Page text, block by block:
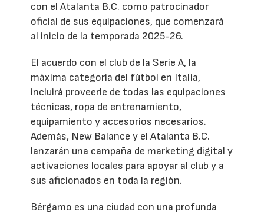
con el Atalanta B.C. como patrocinador
oficial de sus equipaciones, que comenzará
al inicio de la temporada 2025-26.
El acuerdo con el club de la Serie A, la
máxima categoría del fútbol en Italia,
incluirá proveerle de todas las equipaciones
técnicas, ropa de entrenamiento,
equipamiento y accesorios necesarios.
Además, New Balance y el Atalanta B.C.
lanzarán una campaña de marketing digital y
activaciones locales para apoyar al club y a
sus aficionados en toda la región.
Bérgamo es una ciudad con una profunda